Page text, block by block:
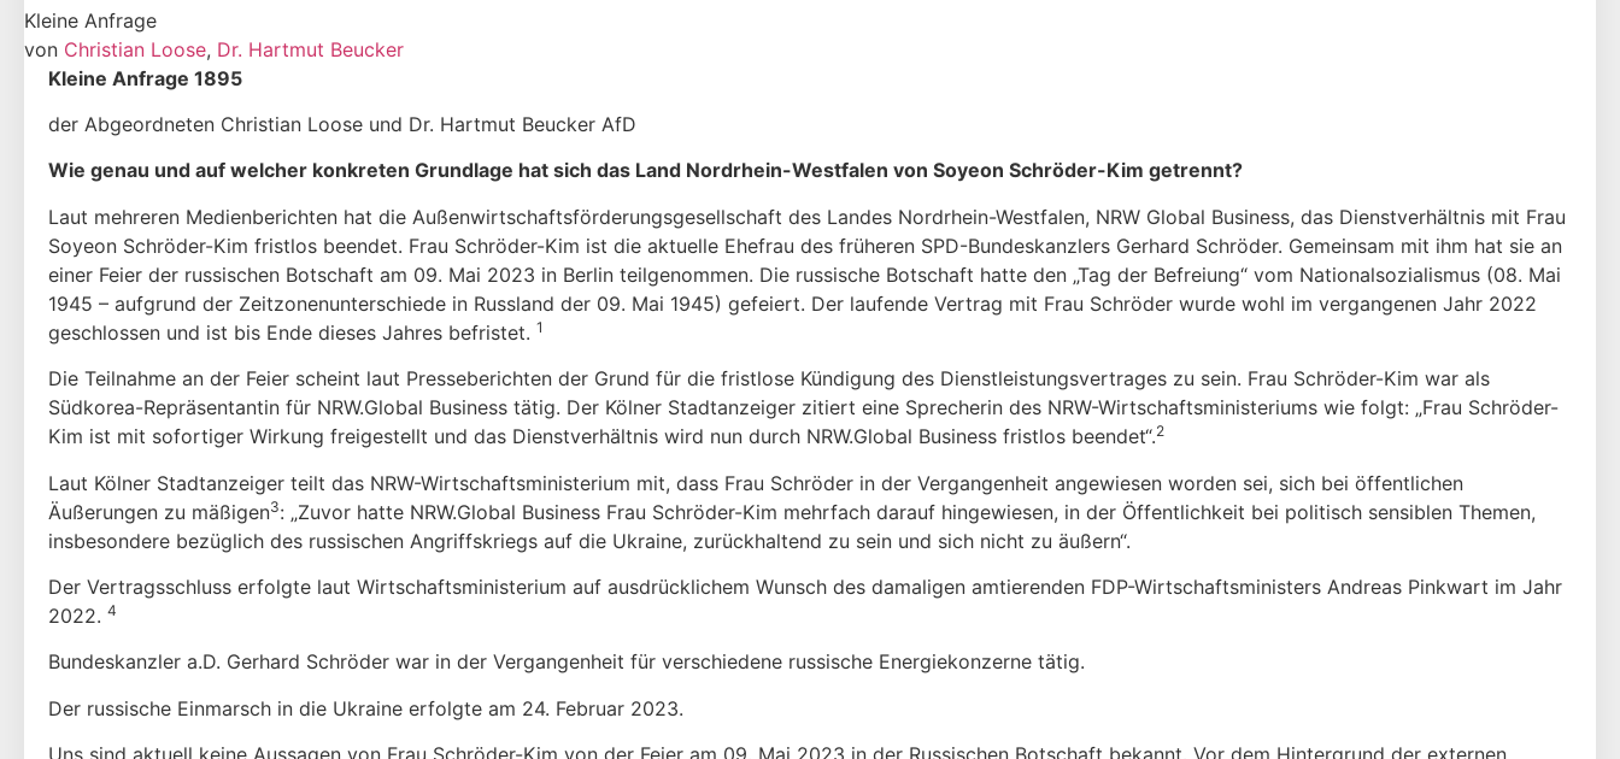
Kleine Anfrage
von Christian Loose, Dr. Hartmut Beucker
Kleine Anfrage 1895
der Abgeordneten Christian Loose und Dr. Hartmut Beucker AfD
Wie genau und auf welcher konkreten Grundlage hat sich das Land Nordrhein-Westfalen von Soyeon Schröder-Kim getrennt?
Laut mehreren Medienberichten hat die Außenwirtschaftsförderungsgesellschaft des Landes Nordrhein-Westfalen, NRW Global Business, das Dienstverhältnis mit Frau
Soyeon Schröder-Kim fristlos beendet. Frau Schröder-Kim ist die aktuelle Ehefrau des früheren SPD-Bundeskanzlers Gerhard Schröder. Gemeinsam mit ihm hat sie an
einer Feier der russischen Botschaft am 09. Mai 2023 in Berlin teilgenommen. Die russische Botschaft hatte den „Tag der Befreiung“ vom Nationalsozialismus (08. Mai
1945 – aufgrund der Zeitzonenunterschiede in Russland der 09. Mai 1945) gefeiert. Der laufende Vertrag mit Frau Schröder wurde wohl im vergangenen Jahr 2022
geschlossen und ist bis Ende dieses Jahres befristet. 1
Die Teilnahme an der Feier scheint laut Presseberichten der Grund für die fristlose Kündigung des Dienstleistungsvertrages zu sein. Frau Schröder-Kim war als
Südkorea-Repräsentantin für NRW.Global Business tätig. Der Kölner Stadtanzeiger zitiert eine Sprecherin des NRW-Wirtschaftsministeriums wie folgt: „Frau Schröder-
Kim ist mit sofortiger Wirkung freigestellt und das Dienstverhältnis wird nun durch NRW.Global Business fristlos beendet“.2
Laut Kölner Stadtanzeiger teilt das NRW-Wirtschaftsministerium mit, dass Frau Schröder in der Vergangenheit angewiesen worden sei, sich bei öffentlichen
Äußerungen zu mäßigen3: „Zuvor hatte NRW.Global Business Frau Schröder-Kim mehrfach darauf hingewiesen, in der Öffentlichkeit bei politisch sensiblen Themen,
insbesondere bezüglich des russischen Angriffskriegs auf die Ukraine, zurückhaltend zu sein und sich nicht zu äußern“.
Der Vertragsschluss erfolgte laut Wirtschaftsministerium auf ausdrücklichem Wunsch des damaligen amtierenden FDP-Wirtschaftsministers Andreas Pinkwart im Jahr
2022. 4
Bundeskanzler a.D. Gerhard Schröder war in der Vergangenheit für verschiedene russische Energiekonzerne tätig.
Der russische Einmarsch in die Ukraine erfolgte am 24. Februar 2023.